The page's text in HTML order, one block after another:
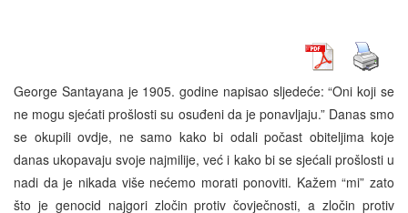
George Santayana je 1905. godine napisao sljedeće: “Oni koji se
ne mogu sjećati prošlosti su osuđeni da je ponavljaju.” Danas smo
se okupili ovdje, ne samo kako bi odali počast obiteljima koje
danas ukopavaju svoje najmilije, već i kako bi se sjećali prošlosti u
nadi da je nikada više nećemo morati ponoviti. Kažem “mi” zato
što je genocid najgori zločin protiv čovječnosti, a zločin protiv